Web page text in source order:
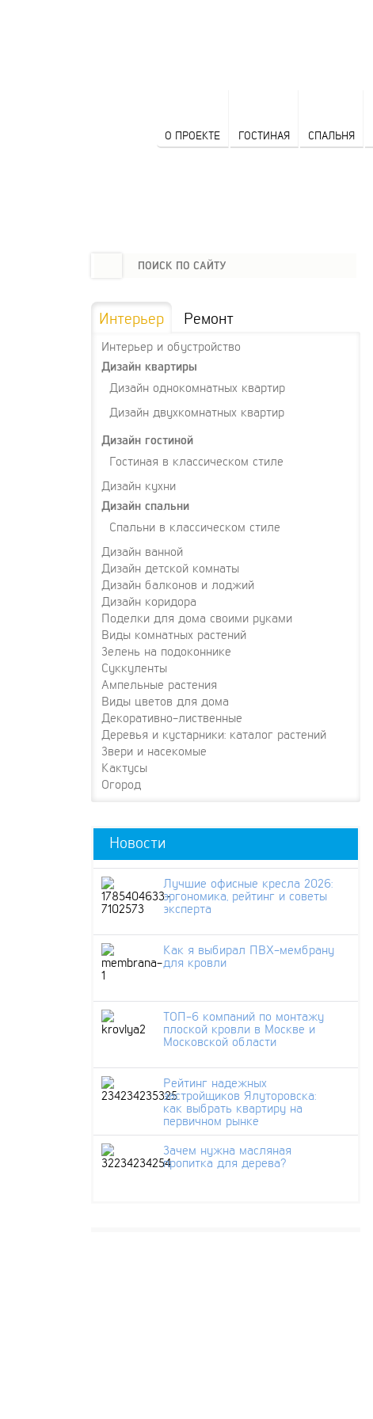
О ПРОЕКТЕ ГОСТИНАЯ СПАЛЬНЯ
Интерьер Ремонт
Интерьер и обустройство
Дизайн квартиры
Дизайн однокомнатных квартир
Дизайн двухкомнатных квартир
Дизайн гостиной
Гостиная в классическом стиле
Дизайн кухни
Дизайн спальни
Спальни в классическом стиле
Дизайн ванной
Дизайн детской комнаты
Дизайн балконов и лоджий
Дизайн коридора
Поделки для дома своими руками
Виды комнатных растений
Зелень на подоконнике
Суккуленты
Ампельные растения
Виды цветов для дома
Декоративно-лиственные
Деревья и кустарники: каталог растений
Звери и насекомые
Кактусы
Огород
Новости
Лучшие офисные кресла 2026:
эргономика, рейтинг и советы
эксперта
Как я выбирал ПВХ-мембрану
для кровли
ТОП-6 компаний по монтажу
плоской кровли в Москве и
Московской области
Рейтинг надежных
застройщиков Ялуторовска:
как выбрать квартиру на
первичном рынке
Зачем нужна масляная
пропитка для дерева?